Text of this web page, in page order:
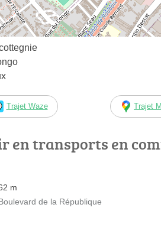
Trajet Waze Trajet
en transports en
m
de la République